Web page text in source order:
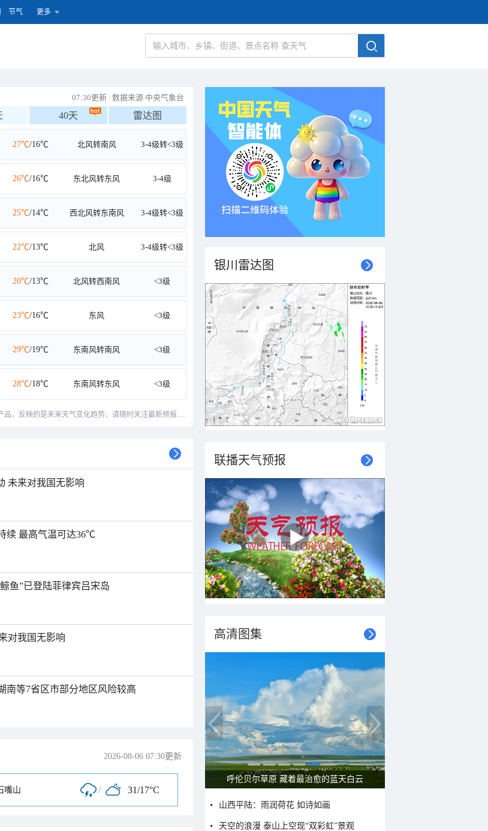
节气 更多
07:30更新 | 数据来源 中央气象台
40天 雷达图
27℃/16℃ 北风转南风 3-4级转<3级
26℃/16℃ 东北风转东风 3-4级
25℃/14℃ 西北风转东南风 3-4级转<3级
22℃/13℃ 北风 3-4级转<3级
20℃/13℃ 北风转西南风 <3级
23℃/16℃ 东风 <3级
29℃/19℃ 东南风转南风 <3级
28℃/18℃ 东南风转东风 <3级
品，反映的是未来天气变化趋势、请随时关注最新预报.....
未来对我国无影响
续 最高气温可达36℃
鱼”已登陆菲律宾吕宋岛
对我国无影响
南等7省区市部分地区风险较高
2026-08-06 07:30更新
嘴山 / 31/17°C
银川雷达图
联播天气预报
高清图集
呼伦贝尔草原 藏着最治愈的蓝天白云
山西平陆：雨润荷花 如诗如画
天空的浪漫 泰山上空现“双彩虹”景观